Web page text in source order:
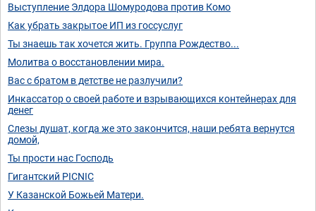
Выступление Элдора Шомуродова против Комо
Как убрать закрытое ИП из госсуслуг
Ты знаешь так хочется жить. Группа Рождество...
Молитва о восстановлении мира.
Вас с братом в детстве не разлучили?
Инкассатор о своей работе и взрывающихся контейнерах для
денег
Слезы душат, когда же это закончится, наши ребята вернутся
домой,
Ты прости нас Господь
Гигантский PICNIC
У Казанской Божьей Матери.